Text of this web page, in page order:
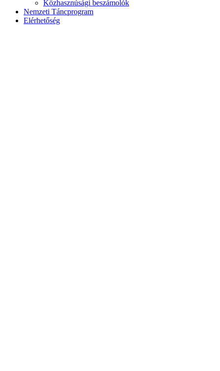
Közhasznúsági beszámolók
Nemzeti Táncprogram
Elérhetőség